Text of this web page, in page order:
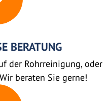
BERATUNG
der Rohrreinigung, oder
beraten Sie gerne!